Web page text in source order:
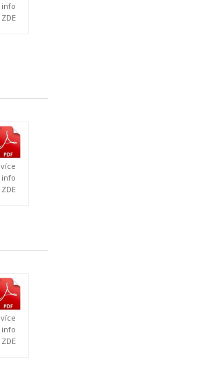
info
ZDE
více
info
ZDE
více
info
ZDE